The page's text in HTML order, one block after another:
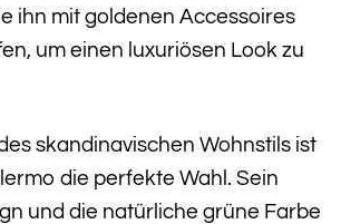
ihn mit goldenen Accessoires
um einen luxuriösen Look zu
skandinavischen Wohnstils ist
die perfekte Wahl. Sein
und die natürliche grüne Farbe